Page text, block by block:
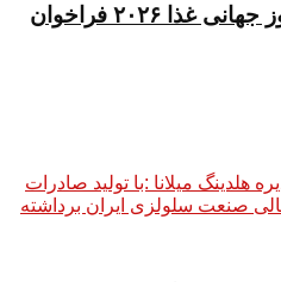
فائو برای طراحی پوستر روز جهانی غذا ۲۰۲۶ فراخوان